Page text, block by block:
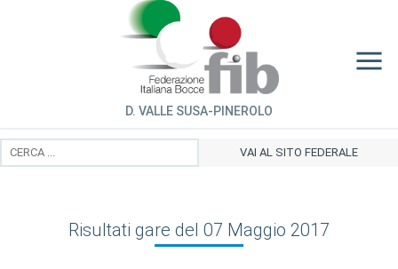
D. VALLE SUSA-PINEROLO
VAI AL SITO FEDERALE
Risultati gare del 07 Maggio 2017